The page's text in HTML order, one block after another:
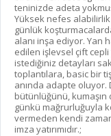
teninizde adeta
Yüksek nefes
günlük
alanı inşa ediyor. Yan
edilen işlevsel çift cepli
istediğiniz detayları
toplantılara, basic bir
anında adapte
bütünlüğünü,
günkü mağrurluğuyla
vermeden kendi
imza yatırımıdır.;